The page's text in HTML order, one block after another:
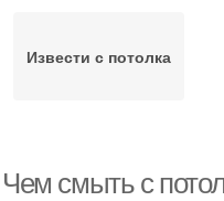
Извести с потолка
Чем смыть с